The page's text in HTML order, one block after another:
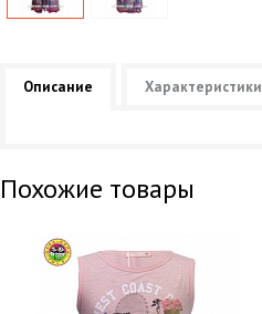
Описание Характеристики
Похожие товары